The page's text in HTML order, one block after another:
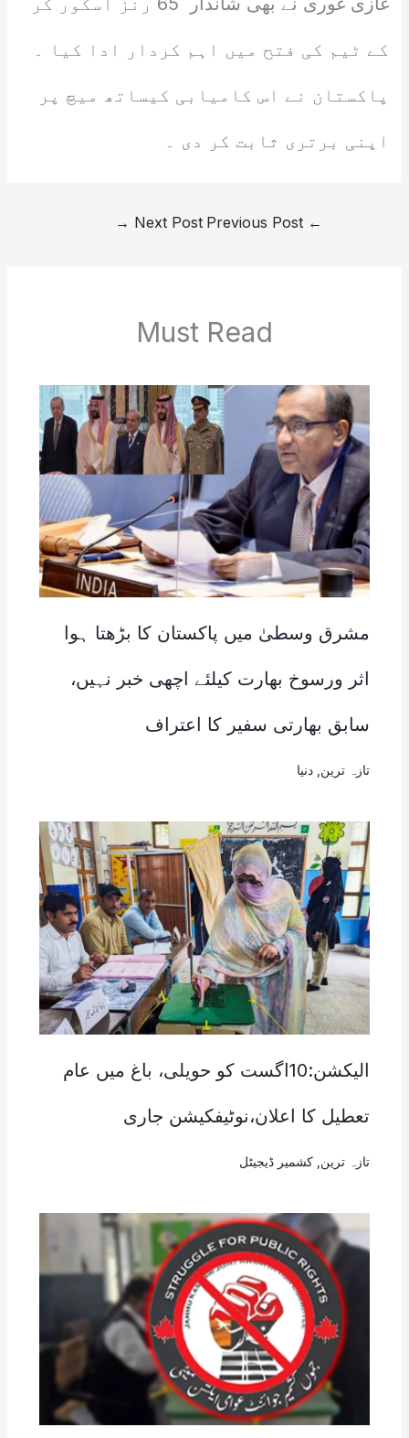
کے ٹیم کی فتح میں اہم کردار ادا کیا ۔
پاکستان نے اس کامیابی کیساتھ میچ پر
اپنی برتری ثابت کر دی ۔
←
Next Post
→
Must Read
مشرق وسطیٰ میں پاکستان کا بڑھتا ہوا
اثر ورسوخ بھارت کیلئے اچھی خبر نہیں،
سابق بھارتی سفیر کا اعتراف
تازہ ترین دنیا
الیکشن:10اگست کو حویلی، باغ میں عام
تعطیل کا اعلان،نوٹیفکیشن جاری
تازہ ترین کشمیر ڈیجیٹل